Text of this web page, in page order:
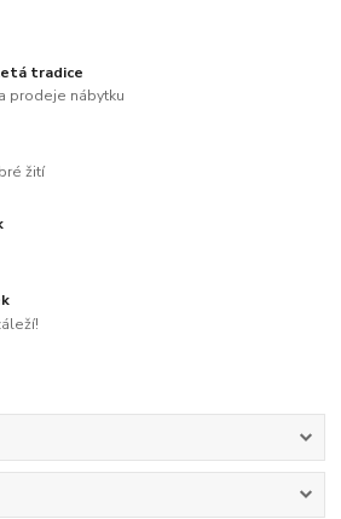
tradice
prodeje nábytku
žití